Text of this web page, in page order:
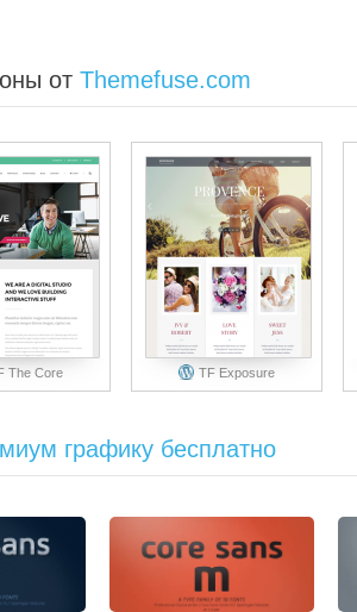
от Themefuse.com
The Core TF Exposure
графику бесплатно